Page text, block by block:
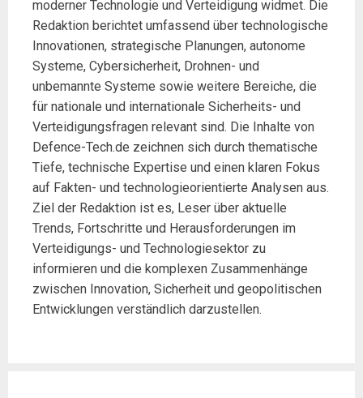
moderner Technologie und Verteidigung widmet. Die
Redaktion berichtet umfassend über technologische
Innovationen, strategische Planungen, autonome
Systeme, Cybersicherheit, Drohnen- und
unbemannte Systeme sowie weitere Bereiche, die
für nationale und internationale Sicherheits- und
Verteidigungsfragen relevant sind. Die Inhalte von
Defence-Tech.de zeichnen sich durch thematische
Tiefe, technische Expertise und einen klaren Fokus
auf Fakten- und technologieorientierte Analysen aus.
Ziel der Redaktion ist es, Leser über aktuelle
Trends, Fortschritte und Herausforderungen im
Verteidigungs- und Technologiesektor zu
informieren und die komplexen Zusammenhänge
zwischen Innovation, Sicherheit und geopolitischen
Entwicklungen verständlich darzustellen.